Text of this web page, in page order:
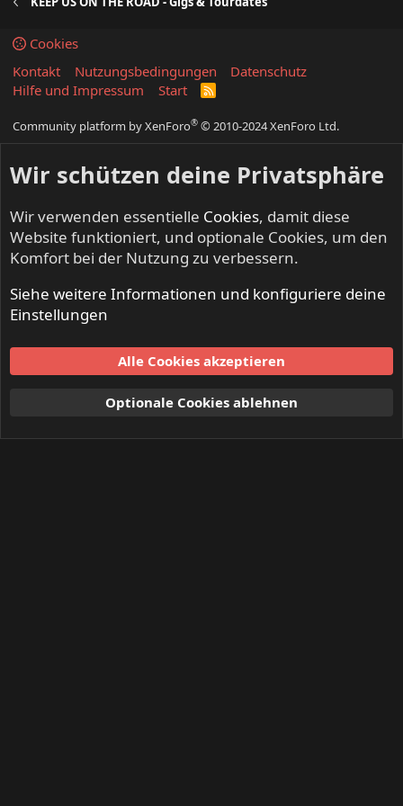
Cookies
Kontakt
Nutzungsbedingungen
Datenschutz
Hilfe und Impressum
Start
R
S
Community platform by XenForo® © 2010-2024 XenForo Ltd.
Wir schützen deine Privatsphäre
Wir verwenden essentielle Cookies, damit diese
Website funktioniert, und optionale Cookies, um den
Komfort bei der Nutzung zu verbessern.
Siehe weitere Informationen und konfiguriere deine
Einstellungen
Alle Cookies akzeptieren
Optionale Cookies ablehnen